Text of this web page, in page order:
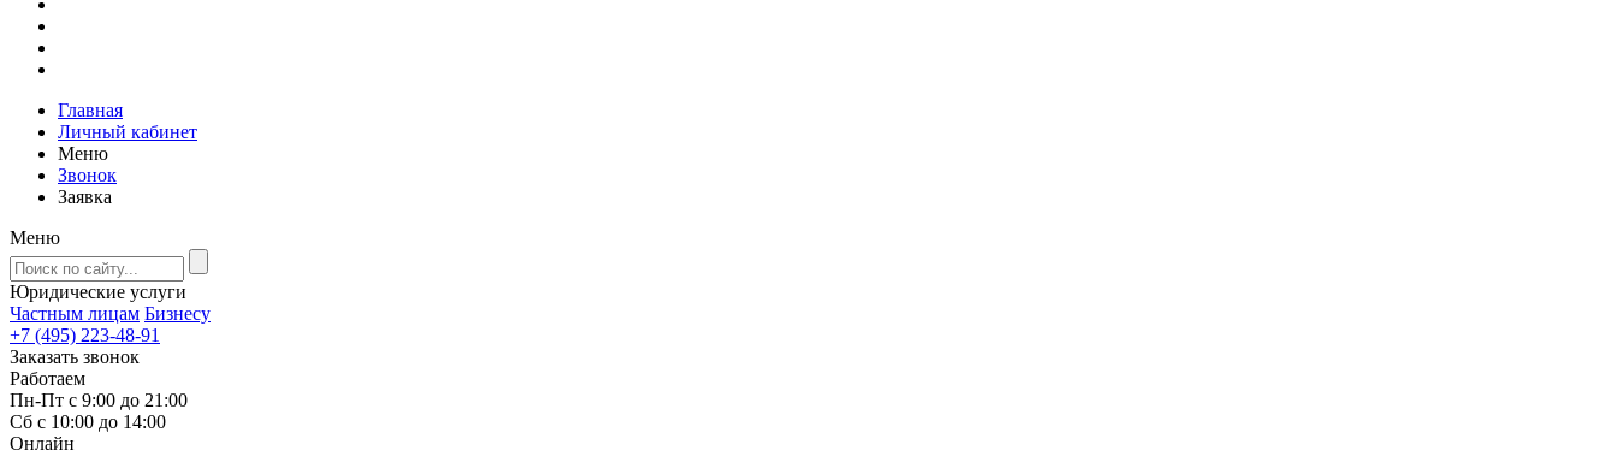
Главная
Личный кабинет
Меню
Звонок
Заявка
Меню
Юридические услуги
Частным лицам Бизнесу
+7 (495) 223-48-91
Заказать звонок
Работаем
Пн-Пт с 9:00 до 21:00
Сб с 10:00 до 14:00
Онлайн